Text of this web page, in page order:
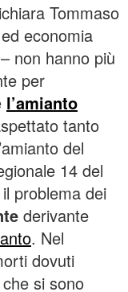
Tommaso
ed economia
non hanno più
per
l’amianto
tanto
del
14 del
problema dei
derivante
. Nel
dovuti
si sono